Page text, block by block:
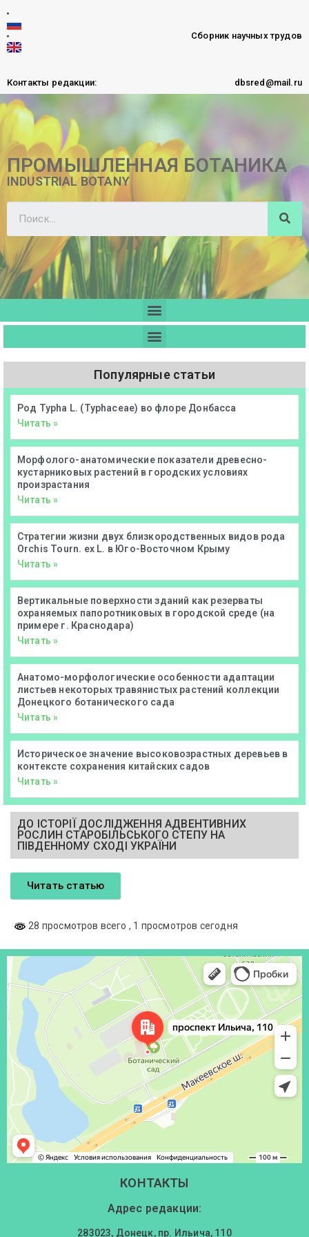
Сборник научных трудов
Контакты редакции: dbsred@mail.ru
ПРОМЫШЛЕННАЯ БОТАНИКА
INDUSTRIAL BOTANY
Популярные статьи
Род Typha L. (Typhaceae) во флоре Донбасса
Читать »
Морфолого-анатомические показатели древесно-
кустарниковых растений в городских условиях
произрастания
Читать »
Стратегии жизни двух близкородственных видов рода
Orchis Tourn. ex L. в Юго-Восточном Крыму
Читать »
Вертикальные поверхности зданий как резерваты
охраняемых папоротниковых в городской среде (на
примере г. Краснодара)
Читать »
Анатомо-морфологические особенности адаптации
листьев некоторых травянистых растений коллекции
Донецкого ботанического сада
Читать »
Историческое значение высоковозрастных деревьев в
контексте сохранения китайских садов
Читать »
ДО ІСТОРІЇ ДОСЛІДЖЕННЯ АДВЕНТИВНИХ
РОСЛИН СТАРОБІЛЬСЬКОГО СТЕПУ НА
ПІВДЕННОМУ СХОДІ УКРАЇНИ
Читать статью
28 просмотров всего , 1 просмотров сегодня
Донецк
Проспект Ильича, 110 — Яндекс Карты
КОНТАКТЫ
Адрес редакции:
283023, Донецк, пр. Ильича, 110